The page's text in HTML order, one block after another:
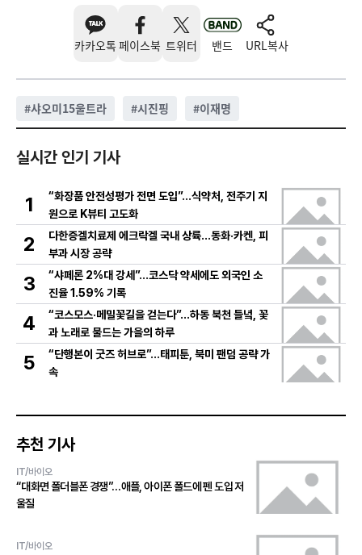
카카오톡 페이스북 트위터 밴드 URL복사
#샤오미15울트라 #시진핑 #이재명
실시간 인기 기사
1
“화장품 안전성평가 전면 도입”…식약처, 전주기 지
원으로 K뷰티 고도화
2
다한증겔치료제 에크락겔 국내 상륙…동화·카켄, 피
부과 시장 공략
3
“샤페론 2%대 강세”…코스닥 약세에도 외국인 소
진율 1.59% 기록
4
“코스모스·메밀꽃길을 걷는다”…하동 북천 들녘, 꽃
과 노래로 물드는 가을의 하루
5
“단행본이 굿즈 허브로”…태피툰, 북미 팬덤 공략 가
속
추천 기사
IT/바이오
“대화면 폴더블폰 경쟁”…애플, 아이폰 폴드에 펜 도입 저
울질
IT/바이오